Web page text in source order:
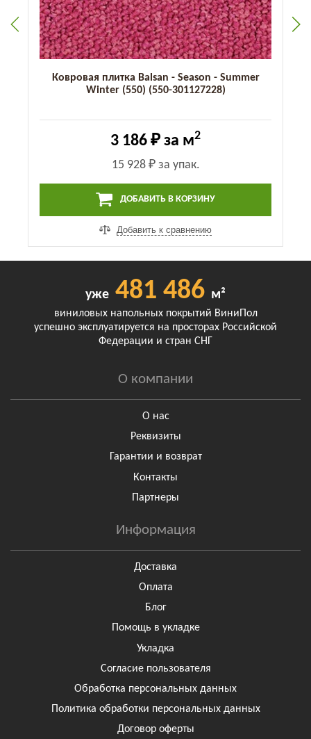
Ковровая плитка Balsan - Season - Summer
Winter (550) (550-301127228)
3 186 ₽ за м2
15 928 ₽за упак.
ДОБАВИТЬ В КОРЗИНУ
Добавить к сравнению
уже 481 486 м²
виниловых напольных покрытий ВиниПол
успешно эксплуатируется на просторах Российской
Федерации и стран СНГ
О компании
О нас
Реквизиты
Гарантии и возврат
Контакты
Партнеры
Информация
Доставка
Оплата
Блог
Помощь в укладке
Укладка
Согласие пользователя
Обработка персональных данных
Политика обработки персональных данных
Договор оферты